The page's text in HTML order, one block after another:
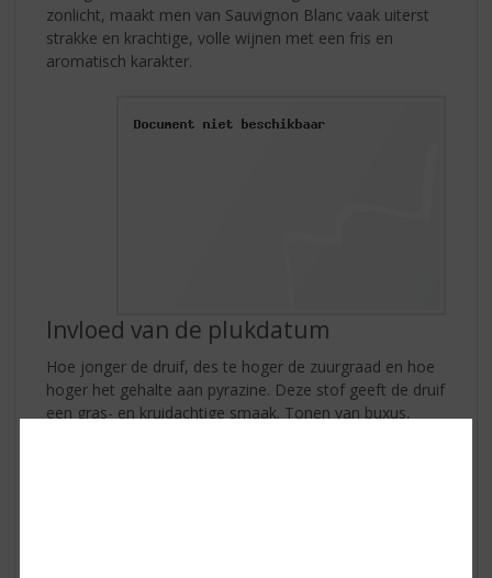
zonlicht, maakt men van Sauvignon Blanc vaak uiterst
strakke en krachtige, volle wijnen met een fris en
aromatisch karakter.
Invloed van de plukdatum
Hoe jonger de druif, des te hoger de zuurgraad en hoe
hoger het gehalte aan pyrazine. Deze stof geeft de druif
een gras- en kruidachtige smaak. Tonen van buxus,